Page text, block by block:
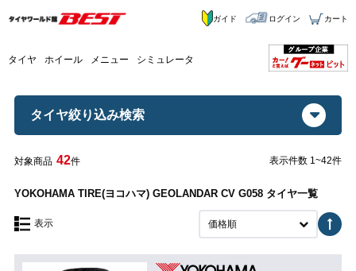
タイヤ ホイール メニュー シミュレータ
ガイド ログイン カート
タイヤ絞り込み検索
対象商品 42件 表示件数 1~42件
YOKOHAMA TIRE(ヨコハマ) GEOLANDAR CV G058 タイヤ一覧
表示 価格順